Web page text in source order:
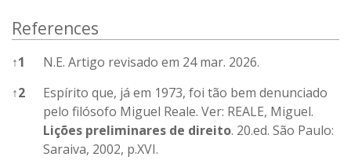
References
↑1
N.E. Artigo revisado em 24 mar. 2026.
↑2
Espírito que, já em 1973, foi tão bem denunciado
pelo filósofo Miguel Reale. Ver: REALE, Miguel.
Lições preliminares de direito. 20.ed. São Paulo:
Saraiva, 2002, p.XVI.